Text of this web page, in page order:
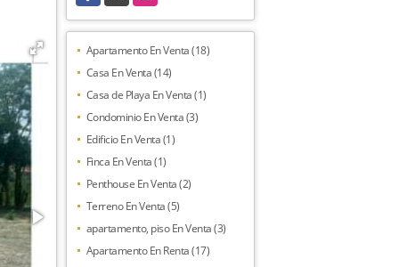
Apartamento En Venta (18)
Casa En Venta (14)
Casa de Playa En Venta (1)
Condominio En Venta (3)
Edificio En Venta (1)
Finca En Venta (1)
Penthouse En Venta (2)
Terreno En Venta (5)
apartamento, piso En Venta (3)
Apartamento En Renta (17)